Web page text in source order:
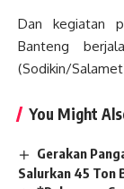
Dan kegiatan
Banteng
(Sodikin/
You Might
Gerakan
Salurkan 45 Ton